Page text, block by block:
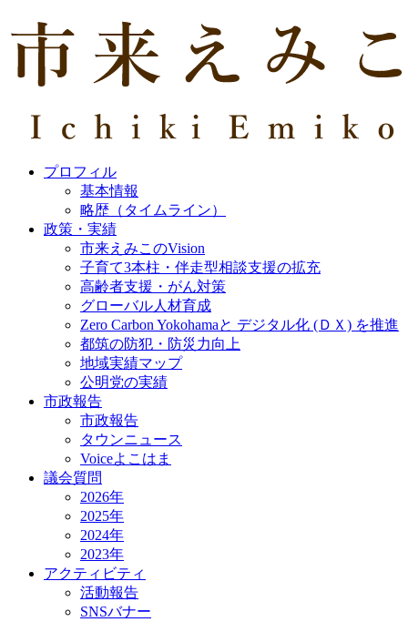
プロフィル
基本情報
略歴（タイムライン）
政策・実績
市来えみこのVision
子育て3本柱・伴走型相談支援の拡充
高齢者支援・がん対策
グローバル人材育成
Zero Carbon Yokohamaと デジタル化 (ＤＸ) を推進
都筑の防犯・防災力向上
地域実績マップ
公明党の実績
市政報告
市政報告
タウンニュース
Voiceよこはま
議会質問
2026年
2025年
2024年
2023年
アクティビティ
活動報告
SNSバナー